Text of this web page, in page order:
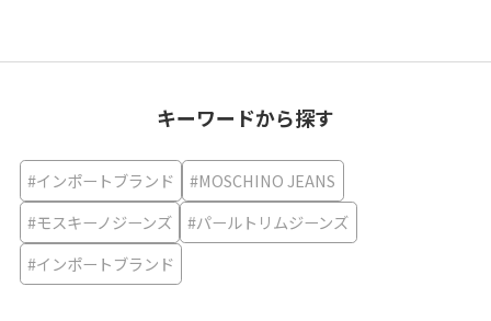
キーワードから探す
#インポートブランド
#MOSCHINO JEANS
#モスキーノジーンズ
#パールトリムジーンズ
#インポートブランド